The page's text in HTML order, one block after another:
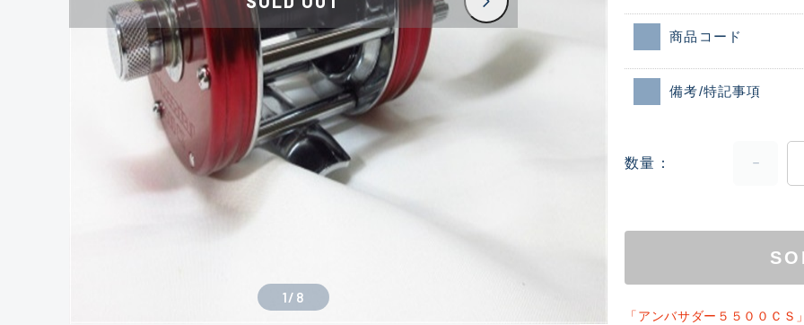
1/ 8
商品コード
備考/特記事項
数量
「アンバサダー５５００ＣＳ